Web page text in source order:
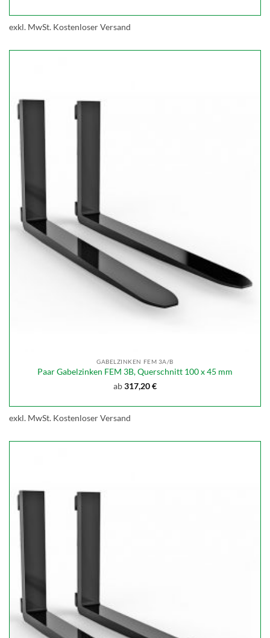
exkl. MwSt. Kostenloser Versand
GABELZINKEN FEM 3A/B
Paar Gabelzinken FEM 3B, Querschnitt 100 x 45 mm
ab317,20€
exkl. MwSt. Kostenloser Versand